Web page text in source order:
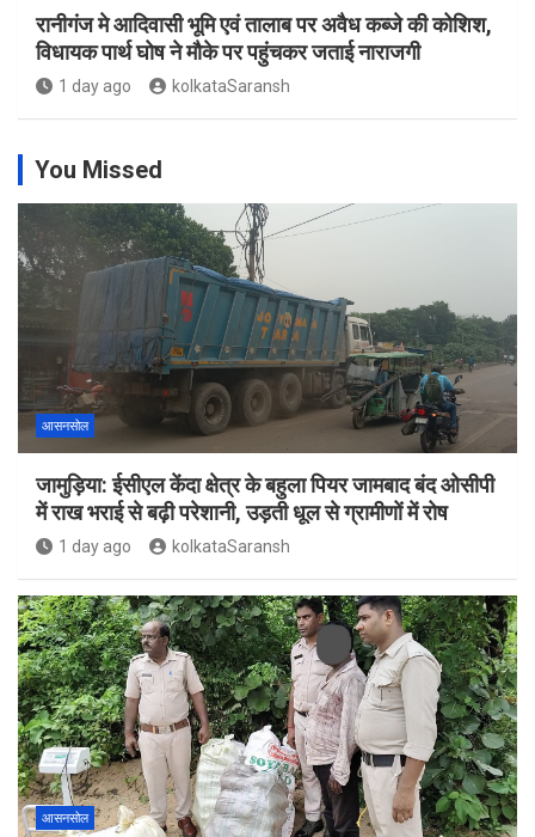
रानीगंज मे आदिवासी भूमि एवं तालाब पर अवैध कब्जे की कोशिश,
विधायक पार्थ घोष ने मौके पर पहुंचकर जताई नाराजगी
1 day ago kolkataSaransh
You Missed
आसनसोल
जामुड़िया: ईसीएल केंदा क्षेत्र के बहुला पियर जामबाद बंद ओसीपी
में राख भराई से बढ़ी परेशानी, उड़ती धूल से ग्रामीणों में रोष
1 day ago kolkataSaransh
आसनसोल